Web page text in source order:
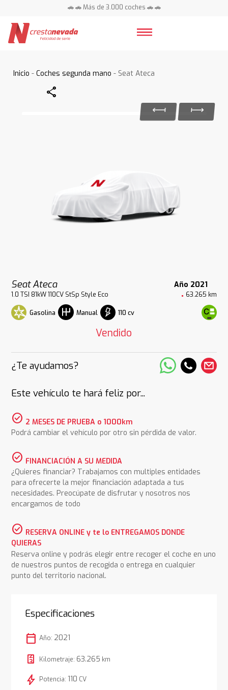
🚗 🚗 Más de 3.000 coches 🚗 🚗
Inicio -Coches segunda mano - Seat Ateca
Share
Seat Ateca Año 2021
1.0 TSI 81kW 110CV StSp Style Eco 63.265 km
Gasolina Manual 110 cv
Vendido
¿Te ayudamos?
Este vehículo te hará feliz por...
check_circle 2 MESES DE PRUEBA o 1000km
Podrá cambiar el vehículo por otro sin pérdida de valor.
check_circle FINANCIACIÓN A SU MEDIDA
¿Quieres financiar? Trabajamos con multiples entidades
para ofrecerte la mejor financiación adaptada a tus
necesidades. Preocúpate de disfrutar y nosotros nos
encargamos de todo
check_circle RESERVA ONLINE y te lo ENTREGAMOS DONDE
QUIERAS
Reserva online y podrás elegir entre recoger el coche en uno
de nuestros puntos de recogida o entrega en cualquier
punto del territorio nacional.
Especificaciones
calendar_today Año: 2021
Kilometraje: 63.265 km
bolt Potencia: 110 CV